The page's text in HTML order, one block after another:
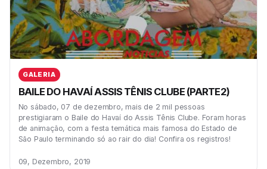
GALERIA
BAILE DO HAVAÍ ASSIS TÊNIS CLUBE (PARTE2)
No sábado, 07 de dezembro, mais de 2 mil pessoas
prestigiaram o Baile do Havaí do Assis Tênis Clube. Foram horas
de animação, com a festa temática mais famosa do Estado de
São Paulo terminando só ao rair do dia! Confira os registros!
09, Dezembro, 2019